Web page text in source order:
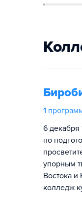
1
6 декабря
по
упорным
Востока и
колледж